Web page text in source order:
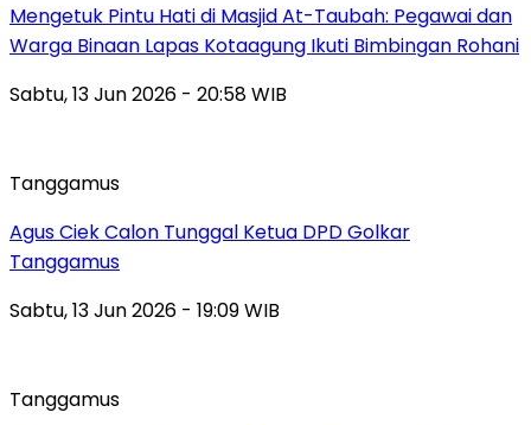
Mengetuk Pintu Hati di Masjid At-Taubah: Pegawai dan
Warga Binaan Lapas Kotaagung Ikuti Bimbingan Rohani
Sabtu, 13 Jun 2026 - 20:58 WIB
Tanggamus
Agus Ciek Calon Tunggal Ketua DPD Golkar
Tanggamus
Sabtu, 13 Jun 2026 - 19:09 WIB
Tanggamus